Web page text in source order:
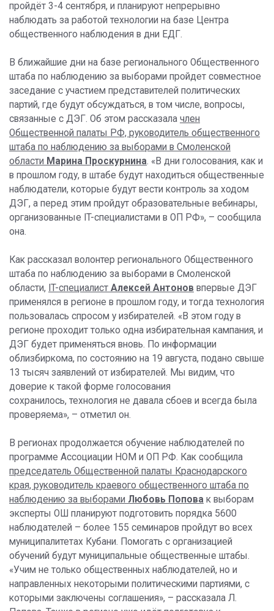
пройдёт 3-4 сентября, и планируют непрерывно
наблюдать за работой технологии на базе Центра
общественного наблюдения в дни ЕДГ.
В ближайшие дни на базе регионального Общественного
штаба по наблюдению за выборами пройдет совместное
заседание с участием представителей политических
партий, где будут обсуждаться, в том числе, вопросы,
связанные с ДЭГ. Об этом рассказала член
Общественной палаты РФ, руководитель общественного
штаба по наблюдению за выборами в Смоленской
области Марина Проскурнина. «В дни голосования, как и
в прошлом году, в штабе будут находиться общественные
наблюдатели, которые будут вести контроль за ходом
ДЭГ, а перед этим пройдут образовательные вебинары,
организованные IT-специалистами в ОП РФ», – сообщила
она.
Как рассказал волонтер регионального Общественного
штаба по наблюдению за выборами в Смоленской
области, IT-специалист Алексей Антонов впервые ДЭГ
применялся в регионе в прошлом году, и тогда технология
пользовалась спросом у избирателей. «В этом году в
регионе проходит только одна избирательная кампания, и
ДЭГ будет применяться вновь. По информации
облизбиркома, по состоянию на 19 августа, подано свыше
13 тысяч заявлений от избирателей. Мы видим, что
доверие к такой форме голосования
сохранилось, технология не давала сбоев и всегда была
проверяема», – отметил он.
В регионах продолжается обучение наблюдателей по
программе Ассоциации НОМ и ОП РФ. Как сообщила
председатель Общественной палаты Краснодарского
края, руководитель краевого общественного штаба по
наблюдению за выборами Любовь Попова к выборам
эксперты ОШ планируют подготовить порядка 5600
наблюдателей – более 155 семинаров пройдут во всех
муниципалитетах Кубани. Помогать с организацией
обучений будут муниципальные общественные штабы.
«Учим не только общественных наблюдателей, но и
направленных некоторыми политическими партиями, с
которыми заключены соглашения», – рассказала Л.